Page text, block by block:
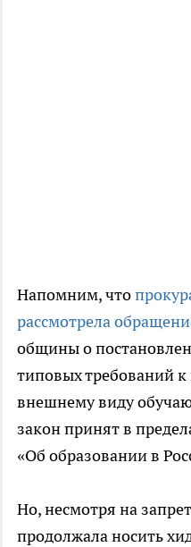
Напомним, что
рассмотрела
общины о
типовых требований
внешнему виду
закон принят в
«Об образовании в
Но, несмотря на
продолжала носить